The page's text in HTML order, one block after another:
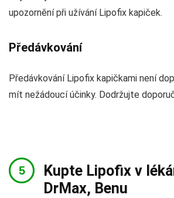
upozornění při užívání Lipofix kapiček.
Předávkování
Předávkování Lipofix kapičkami není
mít nežádoucí účinky. Dodržujte
Kupte Lipofix v
DrMax, Benu